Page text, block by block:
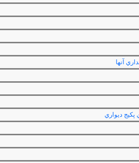
آنها
ديواري